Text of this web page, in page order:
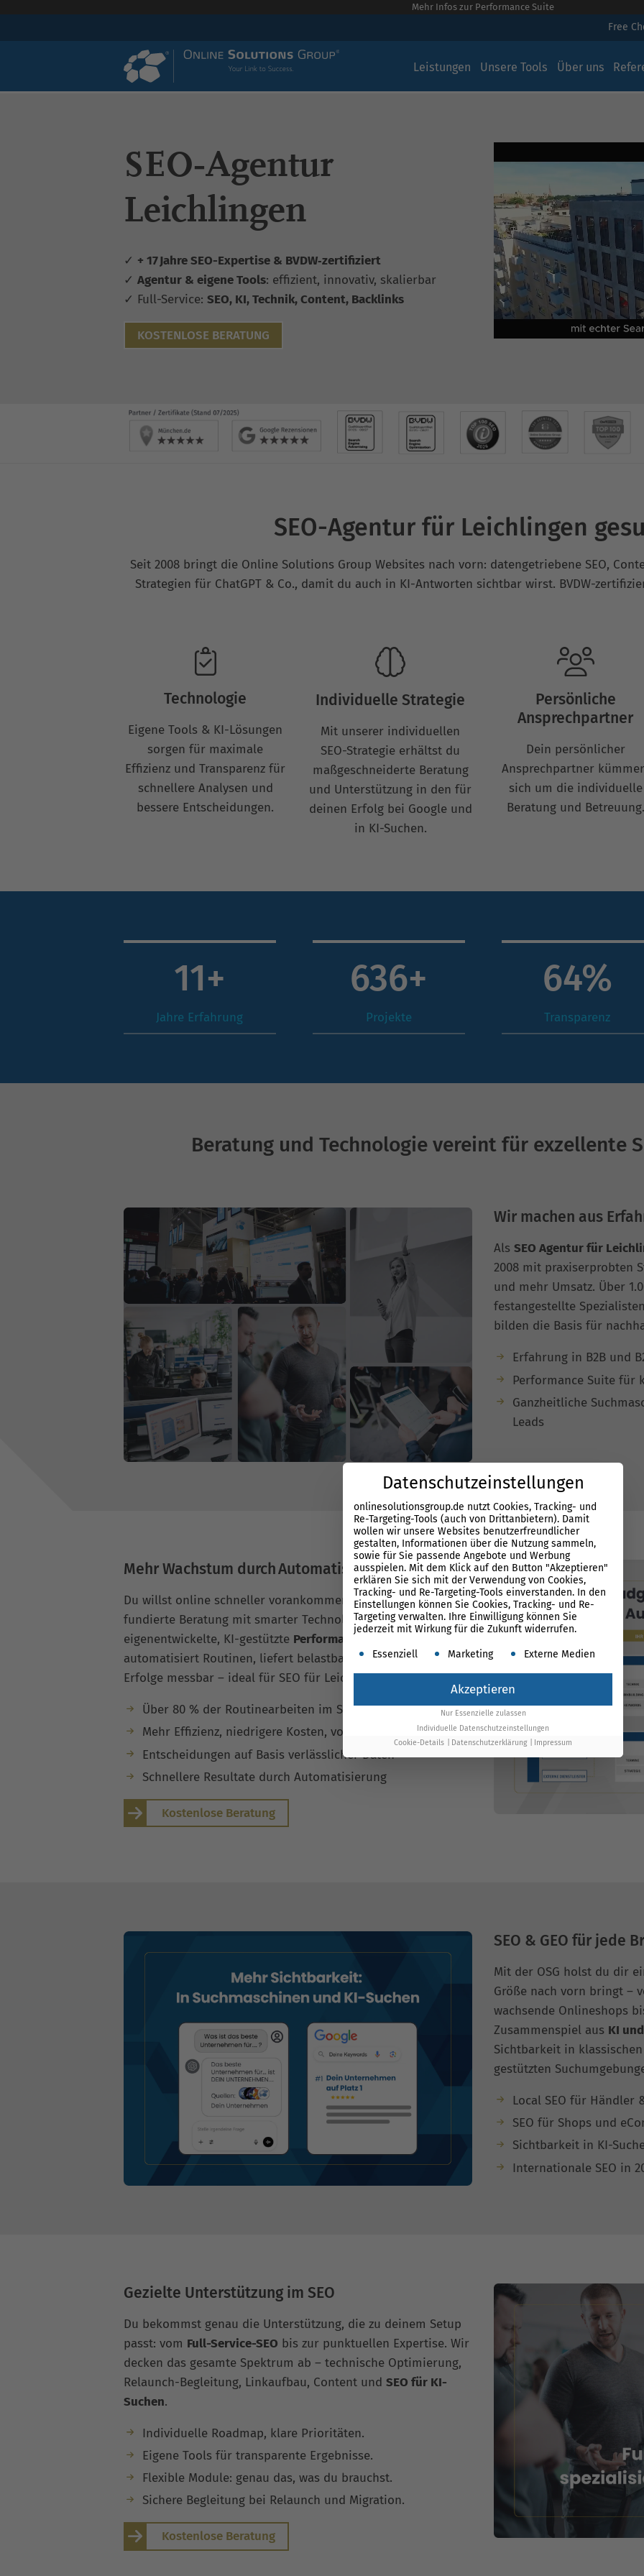
Mehr Infos zur Performance Suite
Free
Leistungen Unsere Tools Über uns
SEO‑Agentur
Leichlingen
✓ + 17 Jahre SEO-Expertise & BVDW‑zertifiziert
✓ Agentur & eigene Tools: effizient, innovativ, skalierbar
✓ Full-Service: SEO, KI, Technik, Content, Backlinks
KOSTENLOSE BERATUNG
SEO-Agentur für Leichlingen
Seit 2008 bringt die Online Solutions Group Websites nach vorn: datengetriebene SEO,
Strategien für ChatGPT & Co., damit du auch in KI-Antworten sichtbar wirst. BVDW-
Technologie
Eigene Tools & KI-Lösungen
sorgen für maximale
Effizienz und Transparenz für
schnellere Analysen und
bessere Entscheidungen.
Individuelle Strategie
Mit unserer individuellen
SEO-Strategie erhältst du
maßgeschneiderte Beratung
und Unterstützung in den für
deinen Erfolg bei Google und
in KI-Suchen.
Persönliche
Ansprechpartner
Dein persönlicher
Ansprechpartner
sich um die individuelle
Beratung und Betreuung.
15+
Jahre Erfahrung
872+
Projekte
88%
Transparenz
Beratung und Technologie vereint für exzellente
Wir machen aus
Als SEO Agentur für
2008 mit praxiserprobten
und mehr Umsatz. Über
festangestellte
bilden die Basis für
Erfahrung in B2B und
Performance Suite für
Ganzheitliche
Leads
Mehr Wachstum durch Automatisierung
Du willst online schneller vorankommen? Die OSG verbindet
fundierte Beratung mit smarter Technologie: Unsere
eigenentwickelte, KI-gestützte Performance Suite
automatisiert Routinen, liefert belastbare Daten und macht
Erfolge messbar – ideal für SEO für Leichlingen.
Über 80 % der Routinearbeiten im SEO automatisiert
Mehr Effizienz, niedrigere Kosten, volle Transparenz
Entscheidungen auf Basis verlässlicher Daten
Schnellere Resultate durch Automatisierung
Kostenlose Beratung
SEO & GEO für jede
Mit der OSG holst du dir
Größe nach vorn bringt –
wachsende Onlineshops
Zusammenspiel aus KI
Sichtbarkeit in
gestützten
Local SEO für Händler
SEO für Shops und
Sichtbarkeit in KI-
Internationale SEO in
Gezielte Unterstützung im SEO
Du bekommst genau die Unterstützung, die zu deinem Setup
passt: vom Full-Service-SEO bis zur punktuellen Expertise. Wir
decken das gesamte Spektrum ab – technische Optimierung,
Relaunch-Begleitung, Linkaufbau, Content und SEO für KI-
Suchen.
Individuelle Roadmap, klare Prioritäten.
Eigene Tools für transparente Ergebnisse.
Flexible Module: genau das, was du brauchst.
Sichere Begleitung bei Relaunch und Migration.
Kostenlose Beratung
Datenschutzeinstellungen
onlinesolutionsgroup.de nutzt Cookies, Tracking- und
Re-Targeting-Tools (auch von Drittanbietern). Damit
wollen wir unsere Websites benutzerfreundlicher
gestalten, Informationen über die Nutzung sammeln,
sowie für Sie passende Angebote und Werbung
ausspielen. Mit dem Klick auf den Button "Akzeptieren"
erklären Sie sich mit der Verwendung von Cookies,
Tracking- und Re-Targeting-Tools einverstanden. In den
Einstellungen können Sie Cookies, Tracking- und Re-
Targeting verwalten. Ihre Einwilligung können Sie
jederzeit mit Wirkung für die Zukunft widerrufen.
Es folgt eine Liste der Service-Gruppen, für die
Essenziell Marketing Externe Medien
Akzeptieren
Nur Essenzielle zulassen
Individuelle Datenschutzeinstellungen
Cookie-Details
Datenschutzerklärung Impressum